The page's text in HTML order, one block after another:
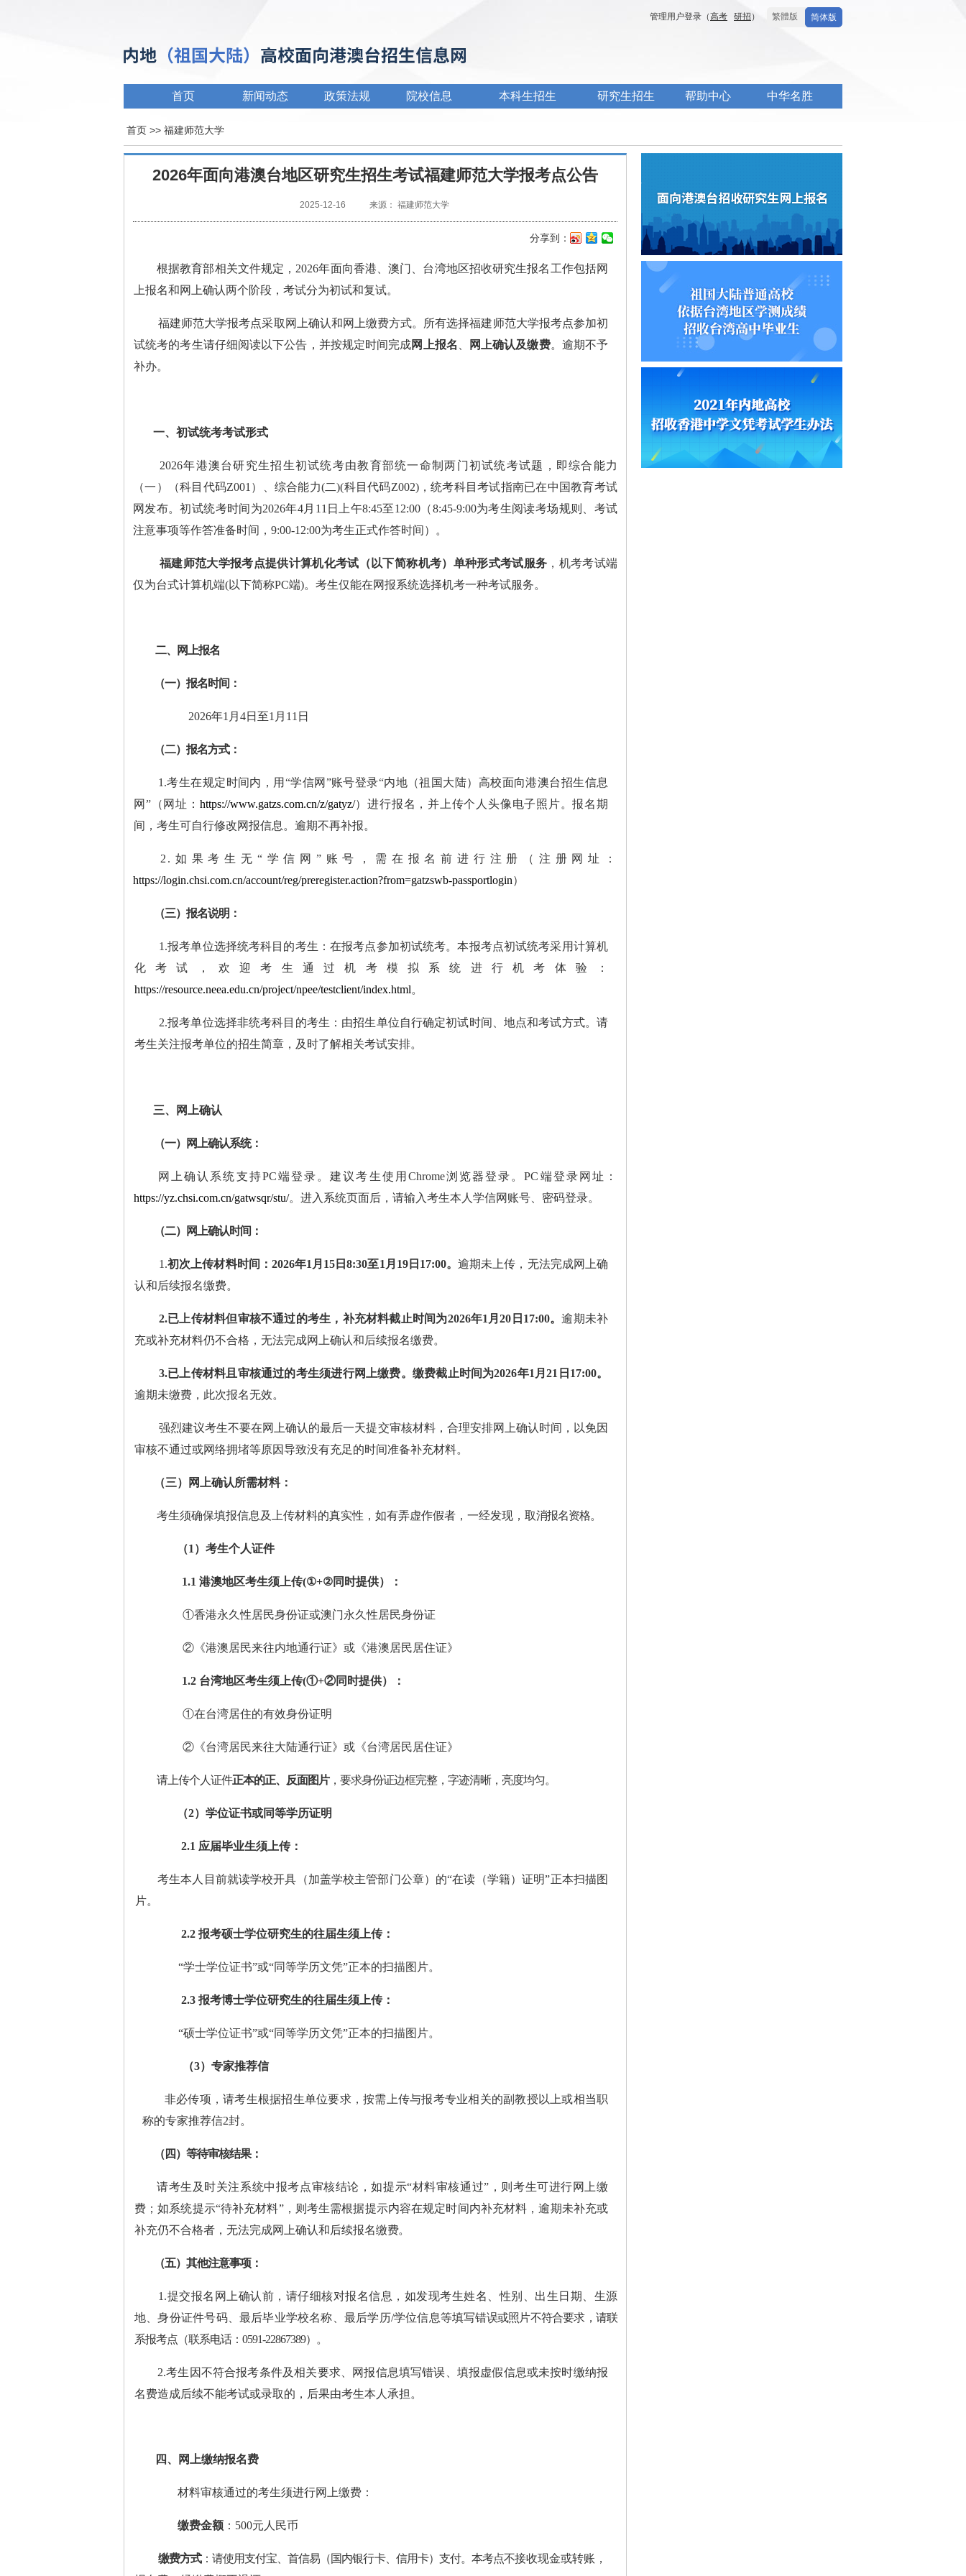
简体版
繁體版
管理用户登录（高考 研招 ）
首页 新闻动态 政策法规 院校信息 本科生招生 研究生招生 帮助中心 中华名胜
首页 >> 福建师范大学
2026年面向港澳台地区研究生招生考试福建师范大学报考点公告
2025-12-16 来源： 福建师范大学
分享到：
新
微
QQ
间
根据教育部相关文件规定， 2026年面向香港、澳门、台湾地区招收研究生报名工作包括网
上报名和网上确认两个阶段，考试分为初试和复试。
福建师范大学报考点采取网上确认和网上缴费方式。所有选择福建师范大学报考点参加初
试统考的考生请仔细阅读以下公告，并按规定时间完成网上报名 网 上确认及缴费。逾期不予
补办。
一、初试统考考试形式
2026年港澳台研究生招生初试统考由教育部统一命制两门初试统考试题，即综合能力
（一）（科目代码Z001）、综合能力(二)(科目代码Z002)，统考科目考试指南已在中国教育考试
网发布。初试统考时间为2026年4月11日上午8:45至12:00（8:45-9:00为考生阅读考场规则、考试
注意事项等作答准备时间，9:00-12:00为考生正式作答时间）。
福建师范大学报考点提供计算机化考试（以下简称机考）单种形式考试服务 ，机考考试端
仅为台式计算机端(以下简称PC端)。考生仅能在网报系统选择机考一种考试服务。
二、网上报名
（一）报名时间：
2026年1月4日至1月11日
（二）报名方式：
1.考生在规定时间内，用 “学信网”账号登录“内地（祖 国大陆）高校面向港澳台招生信息
网 ”（网址： https://www.gatzs.com.cn/z/gatyz/）进行报名，并上传个人头像电子照片。报名期
间，考生可自行修改网报信息。逾期不再补报。
2. 如果考生无 “学信网”账号，需在报名前进行注册（注册网址：
https://login.chsi.com.cn/account/reg/preregister.action?from=gatzswb-passportlogin）
（三）报名说明：
1.报考单位选择统考科目的考生：在报考点参加初试统考。本报考点初试统考采用计算机
化考试
， 欢迎考生通过机考模拟系统进 行机考体验：
https://resource.neea.edu.cn/project/npee/testclient/index.html。
2.报考单位选择非统考科目的考生：由招生单位自行确定初试时间、地点和考试方式。请
考生关注报考单位的招生简章，及时了解相关考试安排。
三、网上确认
（一）网上确认系统：
网上确认系统支持PC端登录。建议考生使用 Chrome浏览器登录。PC 端登录网址：
https://yz.chsi.com.cn/gatwsqr/stu/。进入 系统页面后，请输入考生本人学信网账号、密码登录。
（二）网上确认时间：
1.初次上传材料时间： 2026年1月 15日8:30至1月19日17:00。逾期未上传，无法完成网上确
认和后续报名缴费。
2.已上传材料但审核不通过的考生，补充材料截止时间为2026年1月20日17:00。逾期未补
充或补充材料仍不合格，无法完成网上确认和后续报名缴费。
3.已上传材料且审核通过的考生须进行网上缴费。缴费截止时间为2026年1月21日17:00。
逾期未缴费，此次报名无效。
强烈建议考生不要在网上确认的最后一天提交审核材料，合理安排网上确认时间，以免因
审核不通过或网络拥堵等原因导致没有充足的时间准备补充材料。
（三）网上确认所需材料：
考生须确保填报信息及上传材料的真实性，如有弄虚作假者，一经发现，取消报名资格。
（1）考生个人证件
1.1 港澳地区考生须上传(①+②同时提供）：
①香港永久性居民身份证或澳门永久性居民身份证
②《港澳居民来往内地通行证》或《港澳居民居住证》
1.2 台湾地区考生须上传(①+②同时提供）：
①在台湾居住的有效身份证明
②《台湾居民来往大陆通行证》或《台湾居民居住证》
请上传个人证件正本的正、反面图片，要求身份证边框完整，字迹清晰，亮度均匀。
（2）学位证书或同等学历证明
2.1 应届毕业生须上传：
考生本人目前就读学校开具（加盖学校主管部门公章）的“在读（学籍）证明”正本扫描图
片。
2.2 报考硕士学位研究生的往届生须上传：
“学士学位证书”或“同等学历文凭”正本的扫描图片。
2.3 报考博士学位研究生的往届生须上传：
“硕士学位证书”或“同等学历文凭”正本的扫描图片。
（3）专家推荐信
非必传项，请考生根据招生单位要求，按需上传与报考专业相关的副教授 以上或相当职
称的专家推荐信2封。
（四）等待审核结果：
请考生及时关注系统中报考点审核结论，如提示“材料审核通过”，则考生可进行网上缴
费；如系统提示“待补充材料”，则考生需根据提示内容在规定时间内补充材料，逾期未补充或
补充仍不合格者，无法完成网上确认和后续报名缴费。
（五）其他注意事项：
1.提交报名网上确认前，请仔细核对报名信息，如发现考生姓名、性别、出生日期、生源
地、身份证件号码、最后毕业学校名称、最后学历/学位信息等填写错误或照片不符合要求，请联
系报考点（联系电话： 0591-22867389）。
2.考生因不符合报考条件及相关要求、 网报信息填写错误、填报虚假信息或未按时缴纳报
名费造成后续不能考试或录取的，后果由考生本人承担。
四、网上缴纳报名费
材料审核通过的考生须进行网上缴费：
缴费金额 ： 500元人民币
缴费方式：请使用支付宝、首信易（国内银行卡、信用卡）支付。 本考点不接收现金或转账，